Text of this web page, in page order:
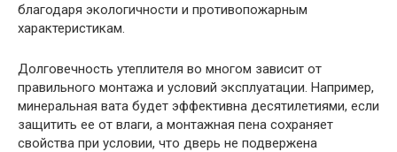
благодаря экологичности и противопожарным
характеристикам.
Долговечность утеплителя во многом зависит от
правильного монтажа и условий эксплуатации. Например,
минеральная вата будет эффективна десятилетиями, если
защитить ее от влаги, а монтажная пена сохраняет
свойства при условии, что дверь не подвержена